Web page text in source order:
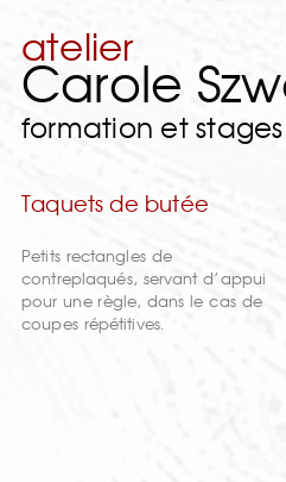
atelier
Carole
formation et
Taquets de butée
Petits rectangles de
contreplaqués, servant d’appui
pour une règle, dans le cas de
coupes répétitives.